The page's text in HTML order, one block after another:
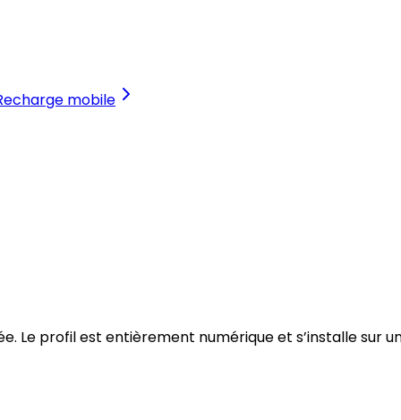
mobile
Le profil est entièrement numérique et s’installe sur